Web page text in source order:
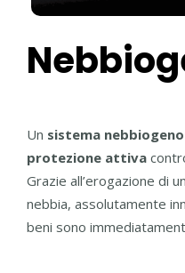
Un sistema nebbiogeno
protezione attiva
Grazie all’erogazione di
nebbia, assolutamente
beni sono